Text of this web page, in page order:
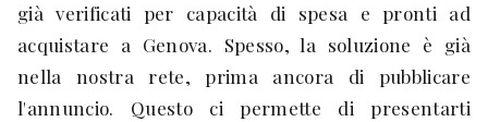
già verificati per capacità di spesa e pronti ad
acquistare a Genova. Spesso, la soluzione è già
nella nostra rete, prima ancora di pubblicare
l'annuncio. Questo ci permette di presentarti